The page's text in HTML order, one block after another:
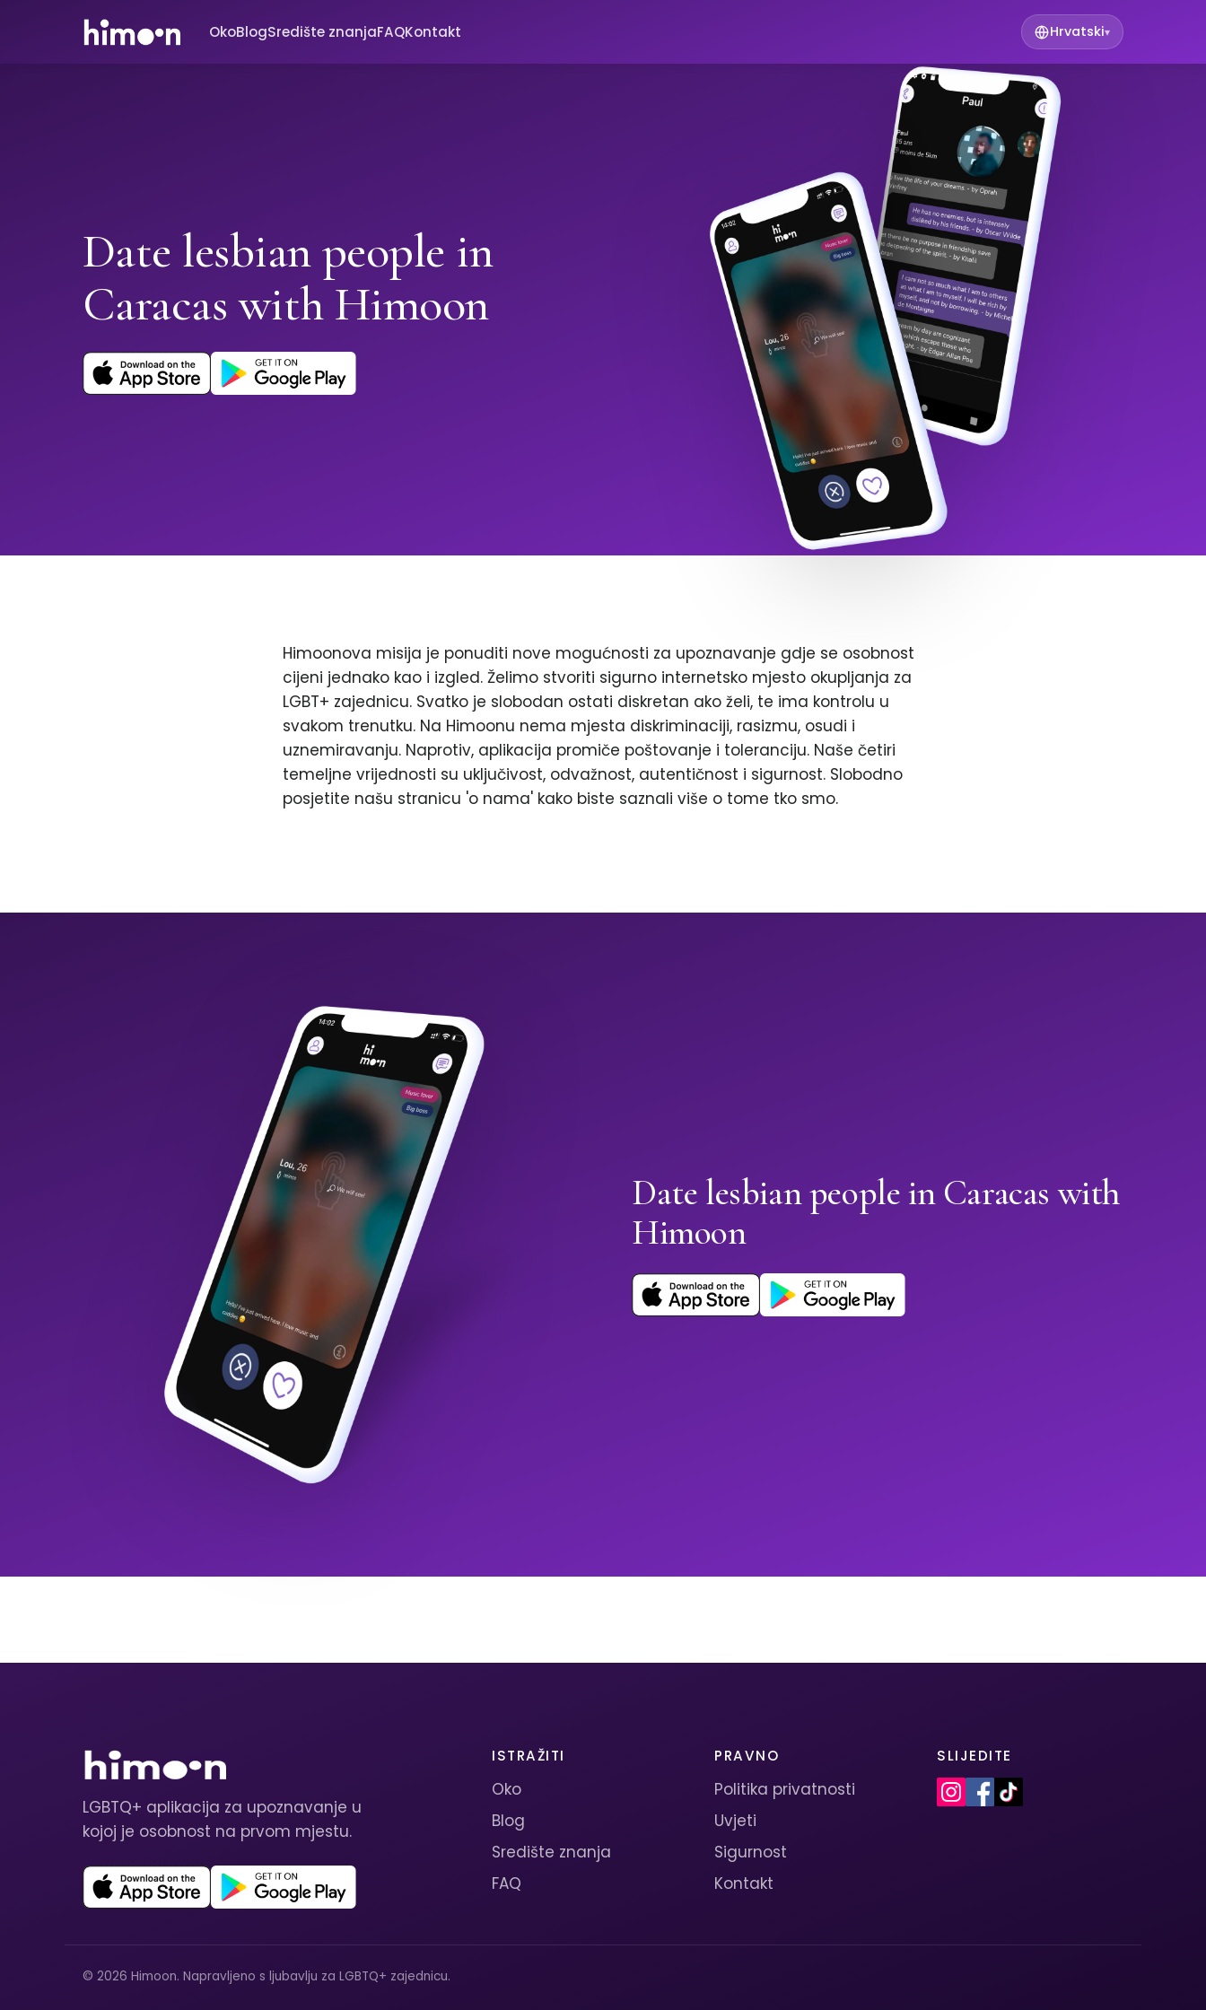
OkoBlogSredište znanjaFAQKontakt Hrvatski▾
Date lesbian people in
Caracas with Himoon
Himoonova misija je ponuditi nove mogućnosti za upoznavanje gdje se osobnost
cijeni jednako kao i izgled. Želimo stvoriti sigurno internetsko mjesto okupljanja za
LGBT+ zajednicu. Svatko je slobodan ostati diskretan ako želi, te ima kontrolu u
svakom trenutku. Na Himoonu nema mjesta diskriminaciji, rasizmu, osudi i
uznemiravanju. Naprotiv, aplikacija promiče poštovanje i toleranciju. Naše četiri
temeljne vrijednosti su uključivost, odvažnost, autentičnost i sigurnost. Slobodno
posjetite našu stranicu 'o nama' kako biste saznali više o tome tko smo.
Date lesbian people in Caracas with
Himoon
LGBTQ+ aplikacija za upoznavanje u
kojoj je osobnost na prvom mjestu.
ISTRAŽITI
Oko
Blog
Središte znanja
FAQ
PRAVNO
Politika privatnosti
Uvjeti
Sigurnost
Kontakt
SLIJEDITE
© 2026 Himoon. Napravljeno s ljubavlju za LGBTQ+ zajednicu.